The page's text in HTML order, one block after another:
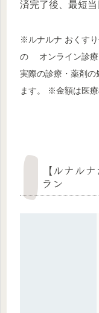
済完了後、最短当
※ルナルナ おくす
の オンライン診療
実際の診療・薬剤
ます。 ※金額は医療
【ルナル
ラン